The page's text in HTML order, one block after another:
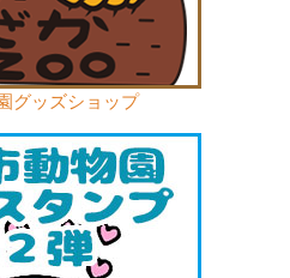
グッズショップ